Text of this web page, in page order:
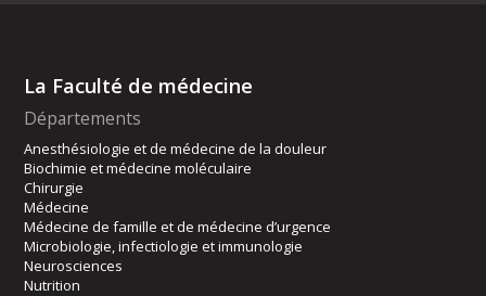
La Faculté de médecine
Départements
Anesthésiologie et de médecine de la douleur
Biochimie et médecine moléculaire
Chirurgie
Médecine
Médecine de famille et de médecine d’urgence
Microbiologie, infectiologie et immunologie
Neurosciences
Nutrition